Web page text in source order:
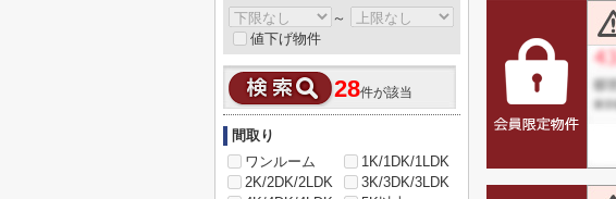
～
値下げ物件
28件が該当
間取り
ワンルーム
1K/1DK/1LDK
2K/2DK/2LDK
3K/3DK/3LDK